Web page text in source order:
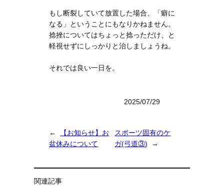
もし断裂していて放置した場合、「癖に
なる」ということにもなりかねません。
捻挫についてはちょっと捻っただけ、と
軽視せずにしっかりと治しましょうね。
それでは良い一日を。
2025/07/29
←
【お知らせ】お
盆休みについて
スポーツ固有のケ
ガ(弓道③)
→
関連記事